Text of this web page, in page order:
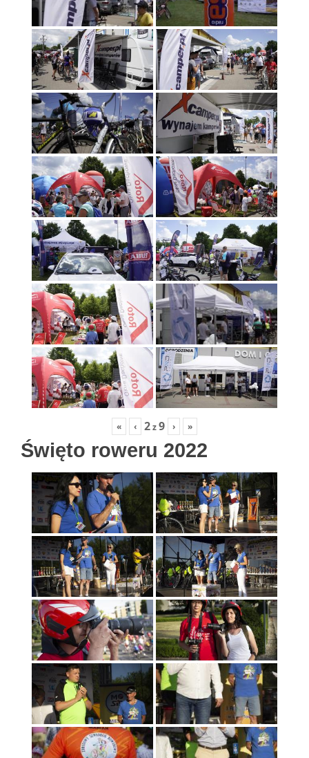
« ‹ 2z9 › »
Święto roweru 2022